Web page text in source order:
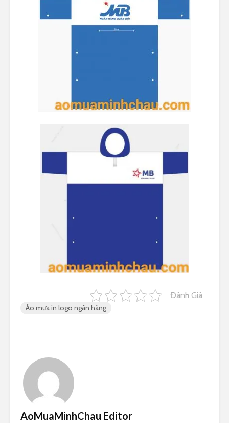
Đánh Giá
Áo mưa in logo ngân hàng
AoMuaMinhChau Editor